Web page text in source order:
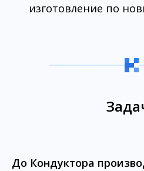
изготовление по
До Кондуктора